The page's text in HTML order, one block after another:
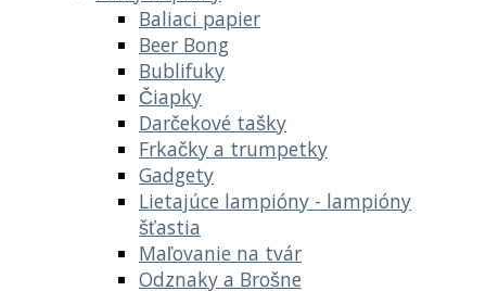
Baliaci papier
Beer Bong
Bublifuky
Čiapky
Darčekové tašky
Frkačky a trumpetky
Gadgety
Lietajúce lampióny - lampióny
šťastia
Maľovanie na tvár
Odznaky a Brošne